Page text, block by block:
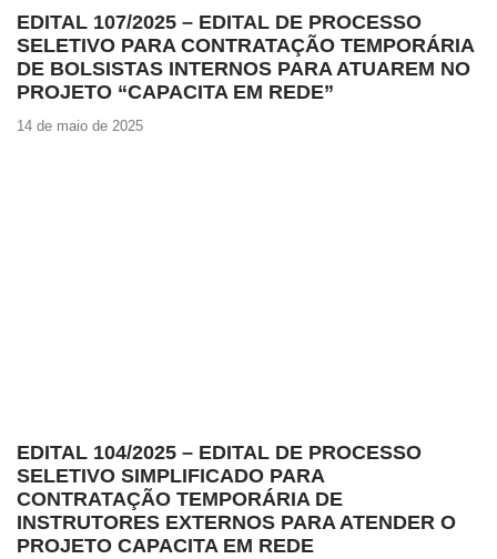
EDITAL 107/2025 – EDITAL DE PROCESSO
SELETIVO PARA CONTRATAÇÃO TEMPORÁRIA
DE BOLSISTAS INTERNOS PARA ATUAREM NO
PROJETO “CAPACITA EM REDE”
14 de maio de 2025
EDITAL 104/2025 – EDITAL DE PROCESSO
SELETIVO SIMPLIFICADO PARA
CONTRATAÇÃO TEMPORÁRIA DE
INSTRUTORES EXTERNOS PARA ATENDER O
PROJETO CAPACITA EM REDE